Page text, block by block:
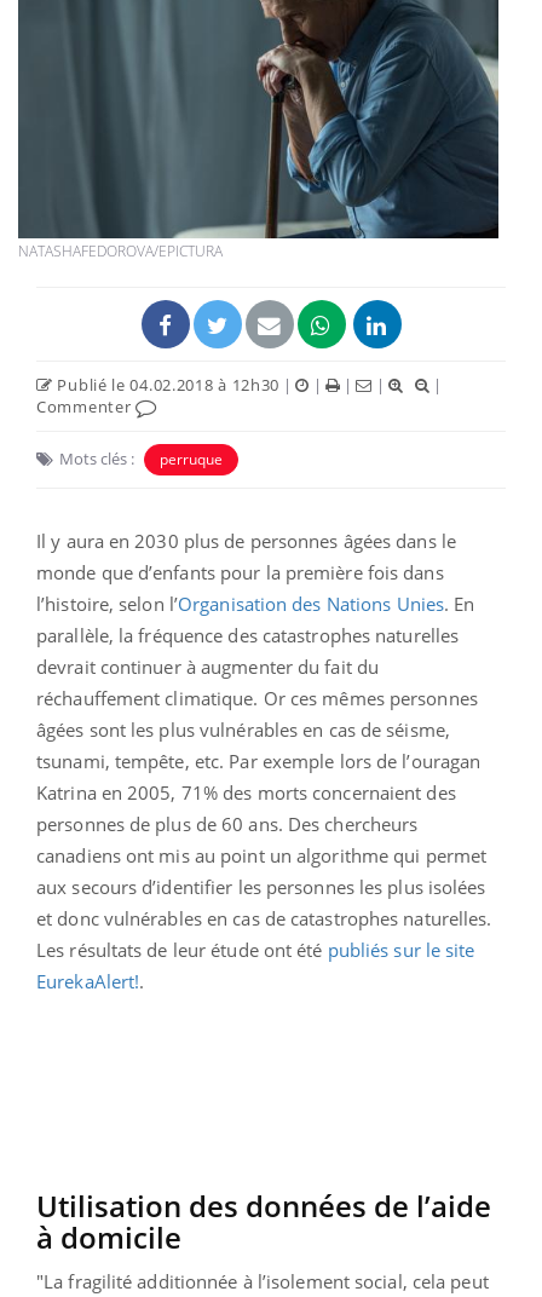
NATASHAFEDOROVA/EPICTURA
Publié le 04.02.2018 à 12h30 | | | |
|
Commenter
Mots clés : perruque
Il y aura en 2030 plus de personnes âgées dans le
monde que d’enfants pour la première fois dans
l’histoire, selon l’Organisation des Nations Unies. En
parallèle, la fréquence des catastrophes naturelles
devrait continuer à augmenter du fait du
réchauffement climatique. Or ces mêmes personnes
âgées sont les plus vulnérables en cas de séisme,
tsunami, tempête, etc. Par exemple lors de l’ouragan
Katrina en 2005, 71% des morts concernaient des
personnes de plus de 60 ans. Des chercheurs
canadiens ont mis au point un algorithme qui permet
aux secours d’identifier les personnes les plus isolées
et donc vulnérables en cas de catastrophes naturelles.
Les résultats de leur étude ont été publiés sur le site
EurekaAlert!.
Utilisation des données de l’aide
à domicile
"La fragilité additionnée à l’isolement social, cela peut